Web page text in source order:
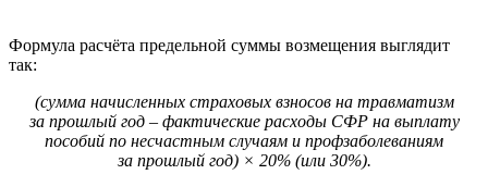
Формула расчёта предельной суммы возмещения выглядит
так:
(сумма начисленных страховых взносов на травматизм
за прошлый год – фактические расходы СФР на выплату
пособий по несчастным случаям и профзаболеваниям
за прошлый год) × 20% (или 30%).